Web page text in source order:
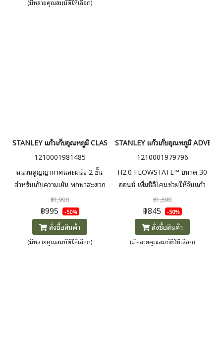
(มีหลายคุณสมบัติให้เลือก)
STANLEY แก้วเก็บอุณหภูมิ CLASSIC FLIP STRAW TUMBLER 30OZ
1210001981485
ฉนวนสูญญากาศและผนัง 2 ชั้น
สำหรับเก็บความเย็น พกพาสะดวก
ออกแบบให้สามารถใช้งานใน
รถยนต์ได้ เก็บความเย็น 12 ชม. /
น้ำแข็ง 48 ชม.
฿1,990
฿995 -50%
สั่งซื้อสินค้า
(มีหลายคุณสมบัติให้เลือก)
STANLEY แก้วเก็บอุณหภูมิ
1210001979796
H2.0 FLOWSTATE™ ขนาด 30
ออนซ์ เพิ่มซิลิโคนช่วยให้จับแก้ว
ถนัดยิ่งขึ้น ฝาสามารถปรับใช้หลอด
หรือยกดื่มได้ ใช้ในออฟฟิศ หรือ
แคมป์ปิ้งได้ในทุกวัน เก็บความร้อน
5 ชม. เก็บความเย็น 9 ชม. ก็บน้ำ
แข็ง 40 ชม.
฿1,690
฿845 -50%
สั่งซื้อสินค้า
(มีหลายคุณสมบัติให้เลือก)